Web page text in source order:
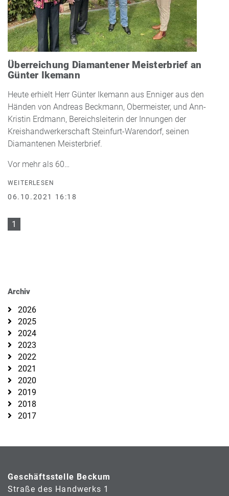
Überreichung Diamantener Meisterbrief an
Günter Ikemann
Heute erhielt Herr Günter Ikemann aus Enniger aus den
Händen von Andreas Beckmann, Obermeister, und Ann-
Kristin Erdmann, Bereichsleiterin der Innungen der
Kreishandwerkerschaft Steinfurt-Warendorf, seinen
Diamantenen Meisterbrief.
Vor mehr als 60…
WEITERLESEN
06.10.2021 16:18
1
Archiv
2026
2025
2024
2023
2022
2021
2020
2019
2018
2017
Geschäftsstelle Beckum
Straße des Handwerks 1